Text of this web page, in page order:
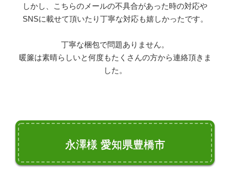
しかし、こちらのメールの不具合があった時の対応や
SNSに載せて頂いたり丁寧な対応も嬉しかったです。
丁寧な梱包で問題ありません。
暖簾は素晴らしいと何度もたくさんの方から連絡頂きま
した。
永澤様 愛知県豊橋市